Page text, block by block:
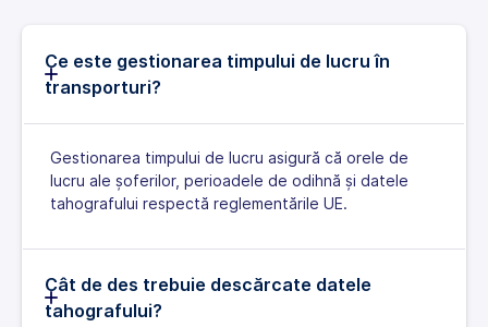
Ce este gestionarea timpului de lucru în
transporturi?
Gestionarea timpului de lucru asigură că orele de
lucru ale șoferilor, perioadele de odihnă și datele
tahografului respectă reglementările UE.
Cât de des trebuie descărcate datele
tahografului?